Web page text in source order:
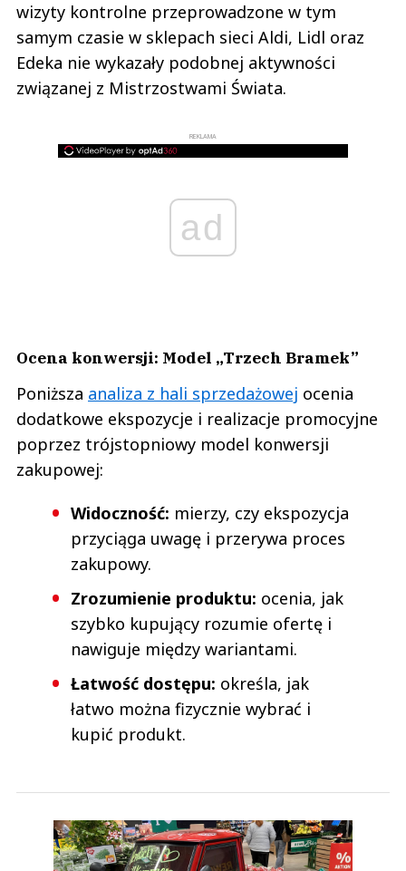
wizyty kontrolne przeprowadzone w tym
samym czasie w sklepach sieci Aldi, Lidl oraz
Edeka nie wykazały podobnej aktywności
związanej z Mistrzostwami Świata.
REKLAMA
ad
Ocena konwersji: Model „Trzech Bramek”
Poniższa analiza z hali sprzedażowej ocenia
dodatkowe ekspozycje i realizacje promocyjne
poprzez trójstopniowy model konwersji
zakupowej:
Widoczność: mierzy, czy ekspozycja
przyciąga uwagę i przerywa proces
zakupowy.
Zrozumienie produktu: ocenia, jak
szybko kupujący rozumie ofertę i
nawiguje między wariantami.
Łatwość dostępu: określa, jak
łatwo można fizycznie wybrać i
kupić produkt.